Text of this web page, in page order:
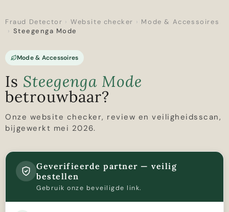
Fraud Detector › Website checker › Mode & Accessoires
› Steegenga Mode
Mode & Accessoires
Is Steegenga Mode
betrouwbaar?
Onze website checker, review en veiligheidsscan,
bijgewerkt mei 2026.
Geverifieerde partner — veilig
bestellen
Gebruik onze beveiligde link.